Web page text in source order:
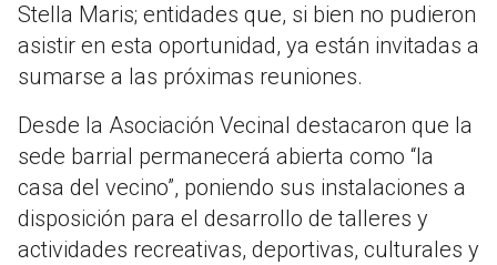
Stella Maris; entidades que, si bien no pudieron
asistir en esta oportunidad, ya están invitadas a
sumarse a las próximas reuniones.
Desde la Asociación Vecinal destacaron que la
sede barrial permanecerá abierta como “la
casa del vecino”, poniendo sus instalaciones a
disposición para el desarrollo de talleres y
actividades recreativas, deportivas, culturales y